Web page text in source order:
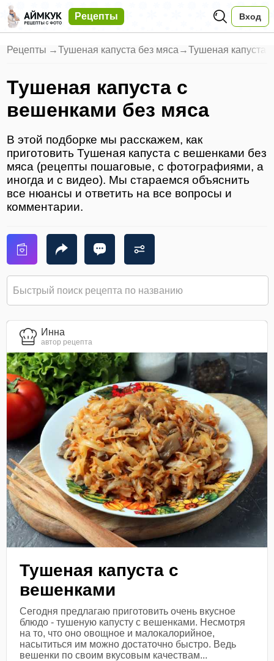
Рецепты Вход
Рецепты →Тушеная капуста без мяса →Тушеная капуста
Тушеная капуста с
вешенками без мяса
В этой подборке мы расскажем, как
приготовить Тушеная капуста с вешенками без
мяса (рецепты пошаговые, с фотографиями, а
иногда и с видео). Мы стараемся объяснить
все нюансы и ответить на все вопросы и
комментарии.
Инна
автор рецепта
Тушеная капуста с
вешенками
Сегодня предлагаю приготовить очень вкусное
блюдо - тушеную капусту с вешенками. Несмотря
на то, что оно овощное и малокалорийное,
насытиться им можно достаточно быстро. Ведь
вешенки по своим вкусовым качествам...